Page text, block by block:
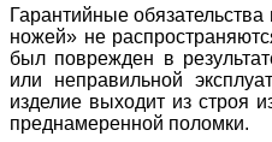
Гарантийные
ножей» не
был поврежден в
или неправильной
изделие выходит из строя
преднамеренной поломки.